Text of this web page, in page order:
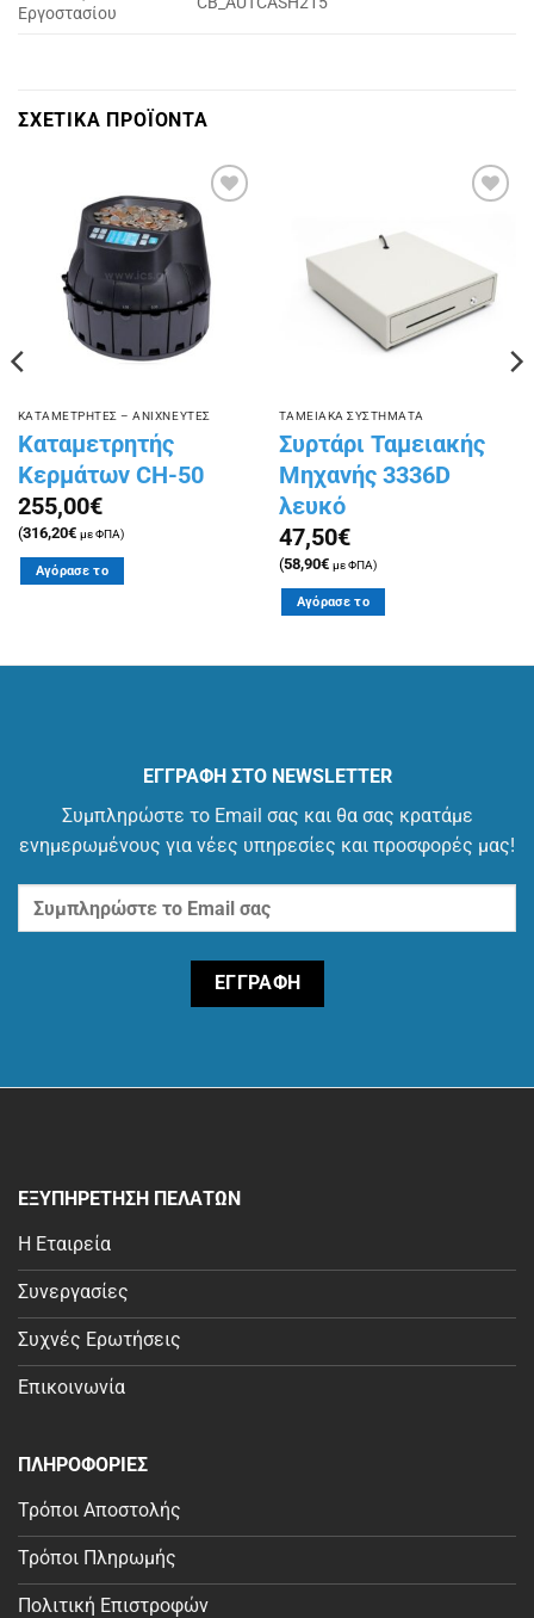
Εργοστασίου
ΣΧΕΤΙΚΑ ΠΡΟΪΟΝΤΑ
Πρόσθήκη
στην
λίστα
επιθυμιών
ΚΑΤΑΜΕΤΡΗΤΕΣ – ΑΝΙΧΝΕΥΤΕΣ
Καταμετρητής
Κερμάτων CH-50
255,00€
(316,20€ με ΦΠΑ)
Αγόρασε το
επιθυμιών
ΤΑΜΕΙΑΚΑ ΣΥΣΤΗΜΑΤΑ
Συρτάρι Ταμειακής
Μηχανής 3336D
λευκό
47,50€
(58,90€ με ΦΠΑ)
Αγόρασε το
ΕΓΓΡΑΦΗ ΣΤΟ NEWSLETTER
Συμπληρώστε το Email σας και θα σας κρατάμε
ενημερωμένους για νέες υπηρεσίες και προσφορές μας!
ΕΞΥΠΗΡΕΤΗΣΗ ΠΕΛΑΤΩΝ
Η Εταιρεία
Συνεργασίες
Συχνές Ερωτήσεις
Επικοινωνία
ΠΛΗΡΟΦΟΡΙΕΣ
Τρόποι Αποστολής
Τρόποι Πληρωμής
Πολιτική Επιστροφών